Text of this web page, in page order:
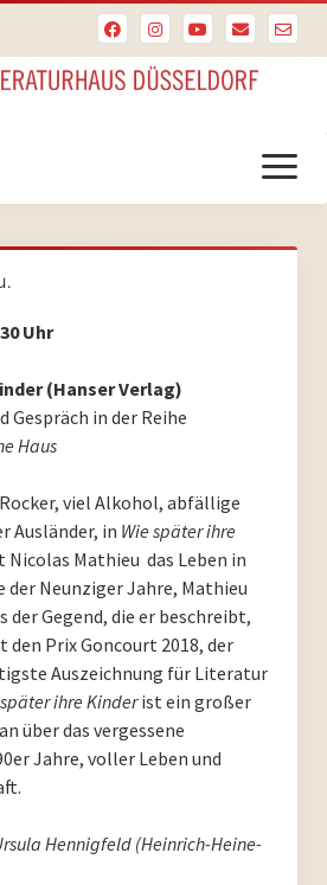
Menü
öffnen
10. Jahr.
Uhr
(Hanser Verlag)
Gespräch in der Reihe
Haus
viel Alkohol, abfällige
Ausländer, in Wie später ihre
Mathieu das Leben in
der Neunziger Jahre, Mathieu
Gegend, die er beschreibt,
Prix Goncourt 2018, der
Auszeichnung für Literatur
ihre Kinderist ein großer
über das vergessene
Jahre, voller Leben und
Hennigfeld (Heinrich-Heine-